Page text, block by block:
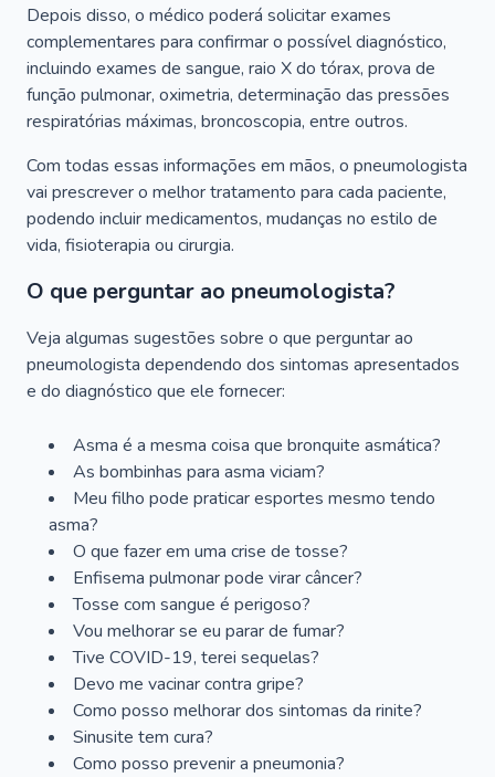
Depois disso, o médico poderá solicitar exames
complementares para confirmar o possível diagnóstico,
incluindo exames de sangue, raio X do tórax, prova de
função pulmonar, oximetria, determinação das pressões
respiratórias máximas, broncoscopia, entre outros.
Com todas essas informações em mãos, o pneumologista
vai prescrever o melhor tratamento para cada paciente,
podendo incluir medicamentos, mudanças no estilo de
vida, fisioterapia ou cirurgia.
O que perguntar ao pneumologista?
Veja algumas sugestões sobre o que perguntar ao
pneumologista dependendo dos sintomas apresentados
e do diagnóstico que ele fornecer:
Asma é a mesma coisa que bronquite asmática?
As bombinhas para asma viciam?
Meu filho pode praticar esportes mesmo tendo
asma?
O que fazer em uma crise de tosse?
Enfisema pulmonar pode virar câncer?
Tosse com sangue é perigoso?
Vou melhorar se eu parar de fumar?
Tive COVID-19, terei sequelas?
Devo me vacinar contra gripe?
Como posso melhorar dos sintomas da rinite?
Sinusite tem cura?
Como posso prevenir a pneumonia?